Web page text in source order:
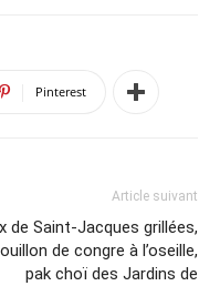
Pinterest
Article suivant
de Saint-Jacques grillées,
de congre à l’oseille,
pak choï des Jardins de